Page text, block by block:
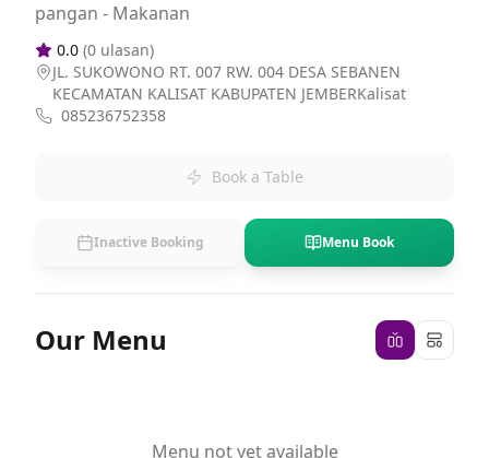
pangan - Makanan
0.0 (0 ulasan)
JL. SUKOWONO RT. 007 RW. 004 DESA SEBANEN
KECAMATAN KALISAT KABUPATEN JEMBERKalisat
085236752358
Book a Table
Inactive Booking Menu Book
Our Menu
Menu not yet available